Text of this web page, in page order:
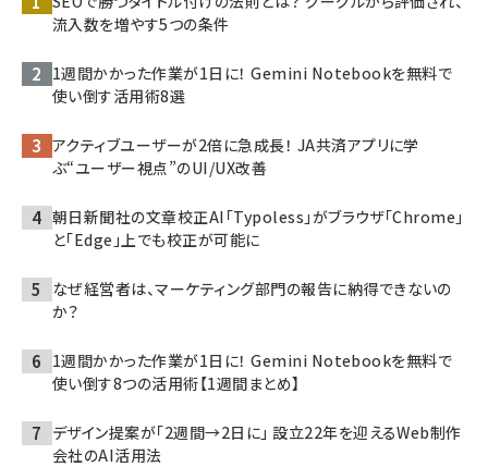
流入数を増やす5つの条件
1週間かかった作業が1日に！ Gemini Notebookを無料で
使い倒す活用術8選
アクティブユーザーが2倍に急成長！ JA共済アプリに学
ぶ“ユーザー視点”のUI/UX改善
朝日新聞社の文章校正AI「Typoless」がブラウザ「Chrome」
と「Edge」上でも校正が可能に
なぜ経営者は、マーケティング部門の報告に納得できないの
か？
1週間かかった作業が1日に！ Gemini Notebookを無料で
使い倒す8つの活用術【1週間まとめ】
デザイン提案が「2週間→2日に」 設立22年を迎えるWeb制作
会社のAI活用法